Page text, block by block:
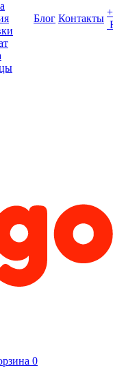
Блог Контакты
+
0